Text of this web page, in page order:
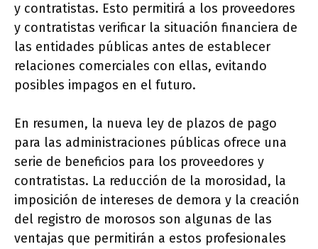
y contratistas. Esto permitirá a los proveedores
y contratistas verificar la situación financiera de
las entidades públicas antes de establecer
relaciones comerciales con ellas, evitando
posibles impagos en el futuro.
En resumen, la nueva ley de plazos de pago
para las administraciones públicas ofrece una
serie de beneficios para los proveedores y
contratistas. La reducción de la morosidad, la
imposición de intereses de demora y la creación
del registro de morosos son algunas de las
ventajas que permitirán a estos profesionales